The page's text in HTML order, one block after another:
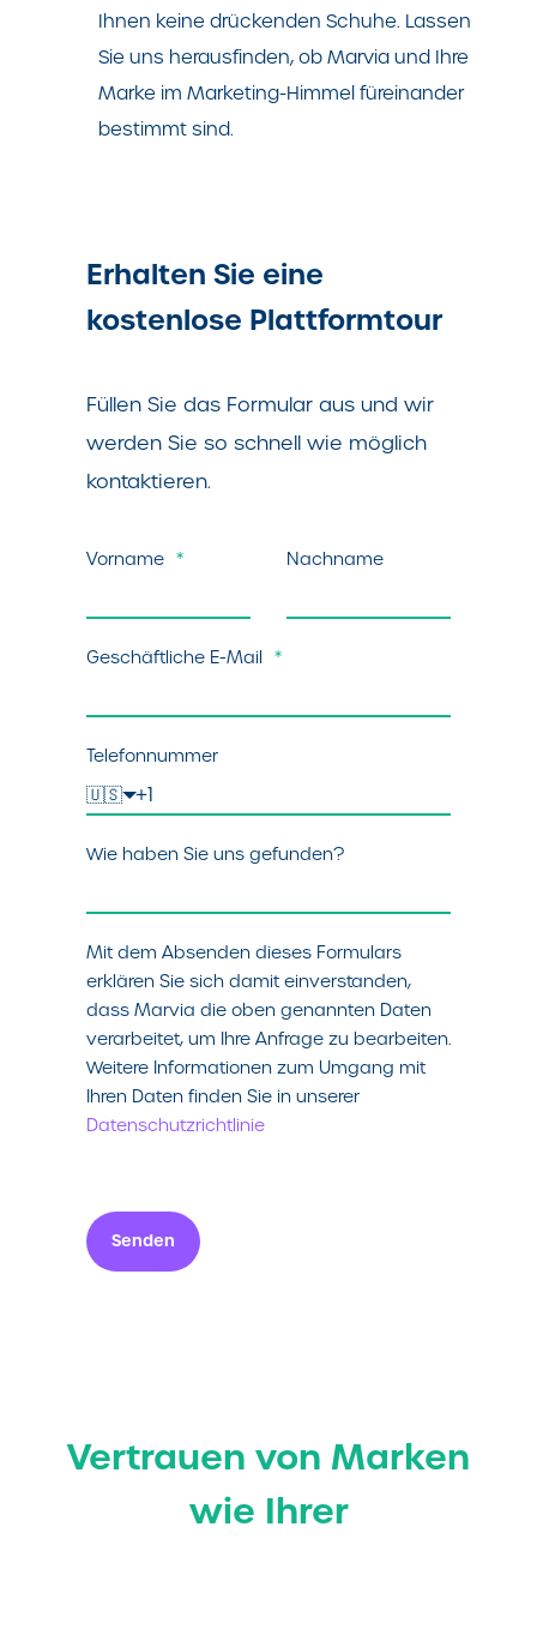
Ihnen keine drückenden Schuhe. Lassen
Sie uns herausfinden, ob Marvia und Ihre
Marke im Marketing-Himmel füreinander
bestimmt sind.
Erhalten Sie eine
kostenlose Plattformtour
Füllen Sie das Formular aus und wir
werden Sie so schnell wie möglich
kontaktieren.
Vorname * Nachname
Geschäftliche E-Mail *
Telefonnummer
🇺🇸
Wie haben Sie uns gefunden?
Mit dem Absenden dieses Formulars
erklären Sie sich damit einverstanden,
dass Marvia die oben genannten Daten
verarbeitet, um Ihre Anfrage zu bearbeiten.
Weitere Informationen zum Umgang mit
Ihren Daten finden Sie in unserer
Datenschutzrichtlinie
Senden
Vertrauen von Marken
wie Ihrer